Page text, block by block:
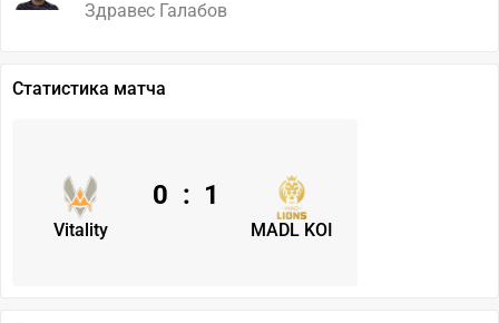
Здравес Галабов
Статистика матча
Vitality MADL KOI
0 : 1